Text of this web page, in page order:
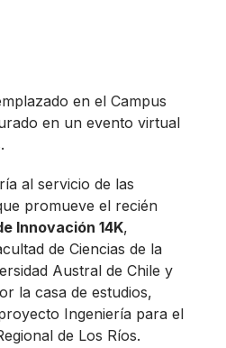
en el Campus
en un evento virtual
al servicio de las
promueve el recién
Innovación 14K,
de Ciencias de la
Austral de Chile y
la casa de estudios,
Ingeniería para el
de Los Ríos.